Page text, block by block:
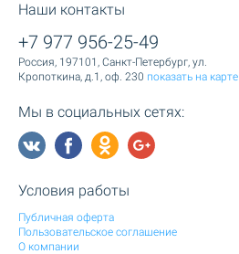
Наши контакты
+7 977 956-25-49
Россия, 197101, Санкт-Петербург, ул.
Кропоткина, д.1, оф. 230 показать на карте
Мы в социальных сетях:
Условия работы
Публичная оферта
Пользовательское соглашение
О компании